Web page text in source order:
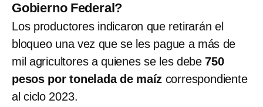
Gobierno Federal?
Los productores indicaron que retirarán el
bloqueo una vez que se les pague a más de
mil agricultores a quienes se les debe 750
pesos por tonelada de maíz correspondiente
al ciclo 2023.